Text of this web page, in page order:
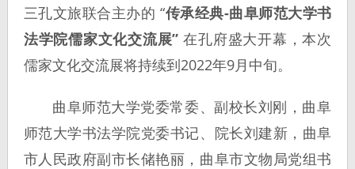
三孔文旅联合主办的 “传承经典-曲阜师范大学书
法学院儒家文化交流展”在孔府盛大开幕，本次
儒家文化交流展将持续到2022年9月中旬。
曲阜师范大学党委常委、副校长刘刚，曲阜
师范大学书法学院党委书记、院长刘建新，曲阜
市人民政府副市长储艳丽，曲阜市文物局党组书